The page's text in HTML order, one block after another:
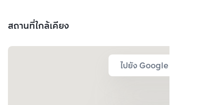
สถานที่ใกล้เคียง
ไปยัง Google Map